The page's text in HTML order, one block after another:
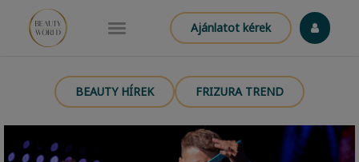
Ajánlatot kérek
BEAUTY HÍREK FRIZURA TREND